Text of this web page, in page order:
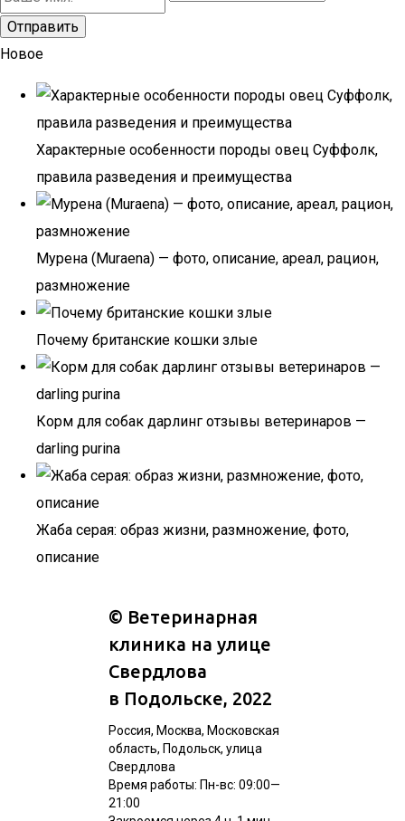
Новое
Характерные особенности породы овец Суффолк,
правила разведения и преимущества
Мурена (Muraena) — фото, описание, ареал, рацион,
размножение
Почему британские кошки злые
Корм для собак дарлинг отзывы ветеринаров —
darling purina
Жаба серая: образ жизни, размножение, фото,
описание
© Ветеринарная
клиника на улице
Свердлова
в Подольске, 2022
Россия, Москва, Московская
область, Подольск, улица
Свердлова
Время работы: Пн-вс: 09:00—
21:00